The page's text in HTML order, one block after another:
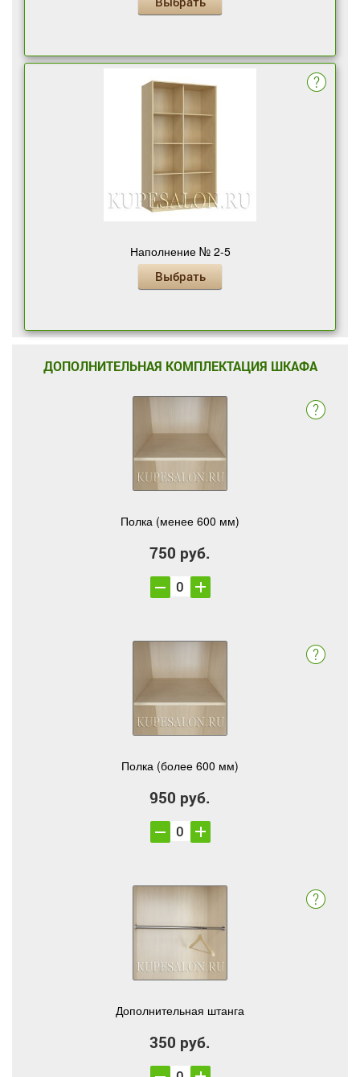
Наполнение № 2-5
Выбрать
ДОПОЛНИТЕЛЬНАЯ КОМПЛЕКТАЦИЯ ШКАФА
Полка (менее 600 мм)
750 руб.
Полка (более 600 мм)
950 руб.
Дополнительная штанга
350 руб.